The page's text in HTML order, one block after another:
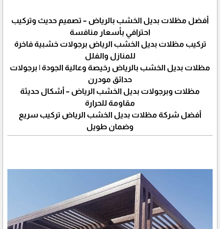
أفضل مظلات بديل الخشب بالرياض – تصميم حديث وتركيب
احترافي بأسعار منافسة
تركيب مظلات بديل الخشب الرياض برجولات خشبية فاخرة
للمنازل والفلل
مظلات بديل الخشب بالرياض رخيصة وعالية الجودة | برجولات
حدائق مودرن
مظلات وبرجولات بديل الخشب الرياض – أشكال حديثة
مقاومة للحرارة
أفضل شركة مظلات بديل الخشب الرياض تركيب سريع
وضمان طويل